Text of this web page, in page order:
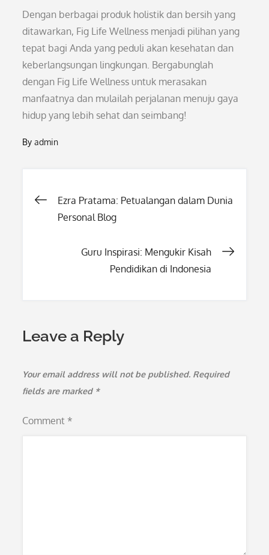
Dengan berbagai produk holistik dan bersih yang
ditawarkan, Fig Life Wellness menjadi pilihan yang
tepat bagi Anda yang peduli akan kesehatan dan
keberlangsungan lingkungan. Bergabunglah
dengan Fig Life Wellness untuk merasakan
manfaatnya dan mulailah perjalanan menuju gaya
hidup yang lebih sehat dan seimbang!
Byadmin
Post
Ezra Pratama: Petualangan dalam Dunia
Personal Blog
Guru Inspirasi: Mengukir Kisah
Pendidikan di Indonesia
Leave a Reply
Your email address will not be published. Required
fields are marked *
Comment *